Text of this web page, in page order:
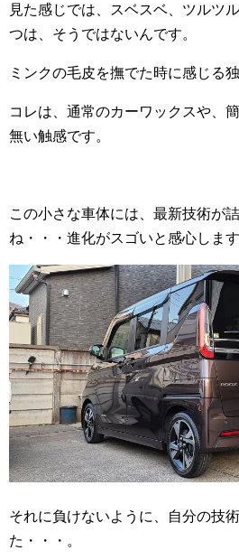
見た感じでは、スベスベ、ツルツ
つは、そうではないんです。
ミンクの毛皮を撫でた時に感じる
コレは、通常のカーワックスや、
無い触感です。
この小さな車体には、最新技術が
ね・・・進化がスゴいと感心します
それに負けないように、自分の技
た・・・。